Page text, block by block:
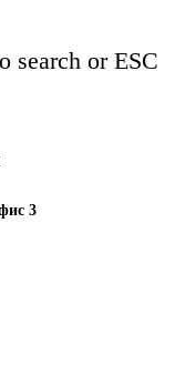
search or ESC
3